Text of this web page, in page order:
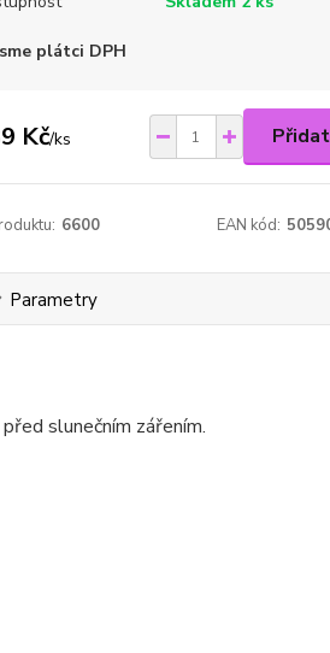
plátci DPH
Kč/ks
6600 EAN kód:
Parametry
slunečním zářením.